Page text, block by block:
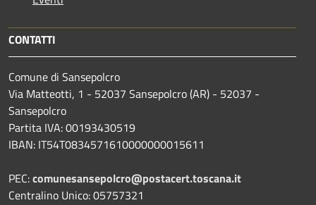
CONTATTI
Comune di Sansepolcro
Via Matteotti, 1 - 52037 Sansepolcro (AR) - 52037 -
Sansepolcro
Partita IVA: 00193430519
IBAN: IT54T0834571610000000015611
PEC:comunesansepolcro@postacert.toscana.it
Centralino Unico: 05757321